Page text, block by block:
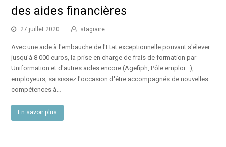
des aides financières
27 juillet 2020 stagiaire
Avec une aide à l'embauche de l'Etat exceptionnelle pouvant s'élever
jusqu'à 8 000 euros, la prise en charge de frais de formation par
Uniformation et d'autres aides encore (Agefiph, Pôle emploi...),
employeurs, saisissez l'occasion d'être accompagnés de nouvelles
compétences à…
En savoir plus